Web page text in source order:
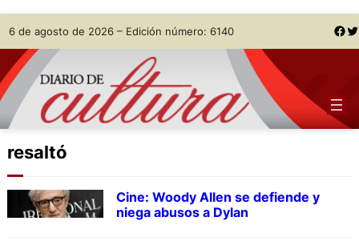
Skip
to
content
6 de agosto de 2026 – Edición número: 6140 Facebook Twitter
resaltó
Cine: Woody Allen se defiende y
niega abusos a Dylan